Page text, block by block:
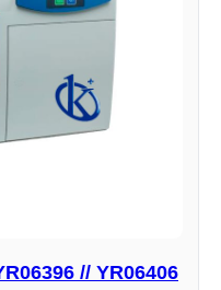
// YR06406